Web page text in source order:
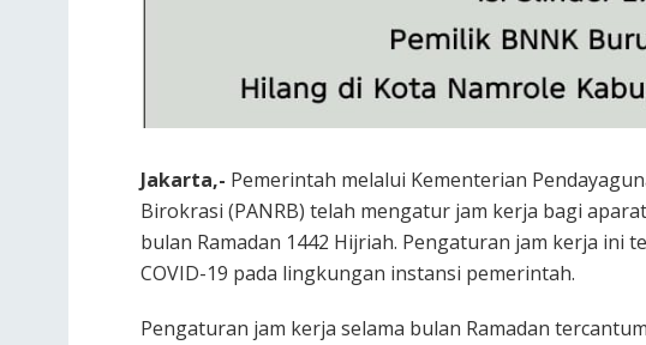
Jakarta,- Pemerintah melalui Kementerian
Birokrasi (PANRB) telah mengatur jam kerja bagi
bulan Ramadan 1442 Hijriah. Pengaturan jam kerja ini
COVID-19 pada lingkungan instansi pemerintah.
Pengaturan jam kerja selama bulan Ramadan